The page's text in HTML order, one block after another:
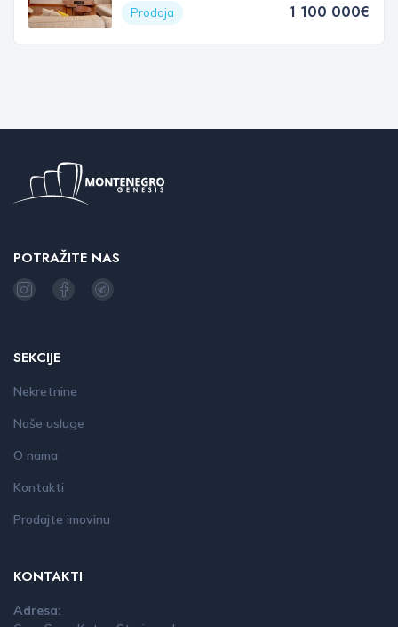
Prodaja
1 100 000€
POTRAŽITE NAS
SEKCIJE
Nekretnine
Naše usluge
O nama
Kontakti
Prodajte imovinu
KONTAKTI
Adresa: